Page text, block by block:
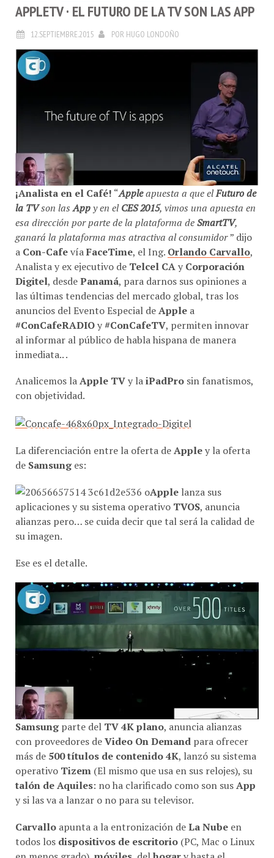
APPLETV · EL FUTURO DE LA TV SON LAS APP
12.SEPTIEMBRE.2015 POR HUGO LONDOÑO
¡Analista en el Café! “Appleapuesta a que elFuturo de
la TVson las Appy en elCES 2015, vimos una apuesta en
esa dirección por parte de la plataforma deSmartTV,
ganará la plataforma mas atractiva al consumidor” dijo
a Con-Cafevía FaceTime, el Ing. Orlando Carvallo,
Analista y ex ejecutivo de Telcel CA y Corporación
Digitel, desdePanamá, para darnos sus opiniones a
las últimas tendencias del mercado global, tras los
anuncios del Evento Especial de Apple a
#ConCafeRADIOy#ConCafeTV, permiten innovar
al informar al público de habla hispana de manera
inmediata.. .
Analicemos laApple TVy laiPadPro sin fanatismos,
con objetividad.
La diferenciación entre la oferta deAppley la oferta
de Samsunges:
Apple lanza sus
aplicaciones y su sistema operativo TVOS, anuncia
alianzas pero… se cuida decir que tal será la calidad de
su imagen.
Ese es el detalle.
Samsungparte del TV 4K plano, anuncia alianzas
con proveedores deVideo On Demand para ofrecer
más de 500 títulos de contenido 4K, lanzó su sistema
operativo Tizem (El mismo que usa en sus relojes), su
talón de Aquiles: no ha clarificado como son susApp
y si las va a lanzar o no para su televisor.
Carvallo apunta a la entronización deLa Nube en
todos los dispositivos de escritorio (PC, Mac o Linux